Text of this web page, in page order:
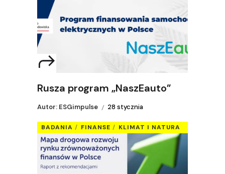
Rusza program „NaszEauto”
Autor: ESGimpulse 28 stycznia
BADANIA FINANSE KLIMAT I NATURA